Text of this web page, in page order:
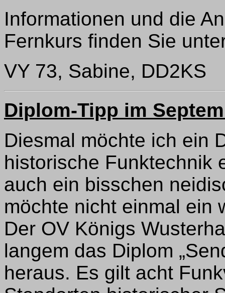
Informationen und die
Fernkurs finden Sie
VY 73, Sabine, DD2KS
Diplom-Tipp im
Diesmal möchte ich ein
historische Funktechnik
auch ein bisschen
möchte nicht einmal ein
Der OV Königs
langem das Diplom
heraus. Es gilt acht